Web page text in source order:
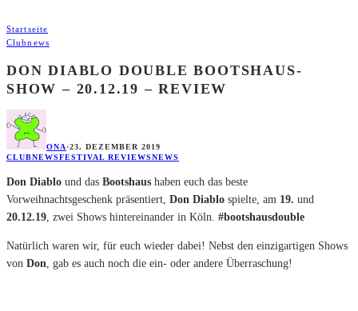
Startseite
Clubnews
DON DIABLO DOUBLE BOOTSHAUS-
SHOW – 20.12.19 – REVIEW
ONA·23. DEZEMBER 2019
CLUBNEWSFESTIVAL REVIEWSNEWS
Don Diablo und das Bootshaus haben euch das beste
Vorweihnachtsgeschenk präsentiert, Don Diablo spielte, am 19. und
20.12.19, zwei Shows hintereinander in Köln. #bootshausdouble
Natürlich waren wir, für euch wieder dabei! Nebst den einzigartigen Shows
von Don, gab es auch noch die ein- oder andere Überraschung!